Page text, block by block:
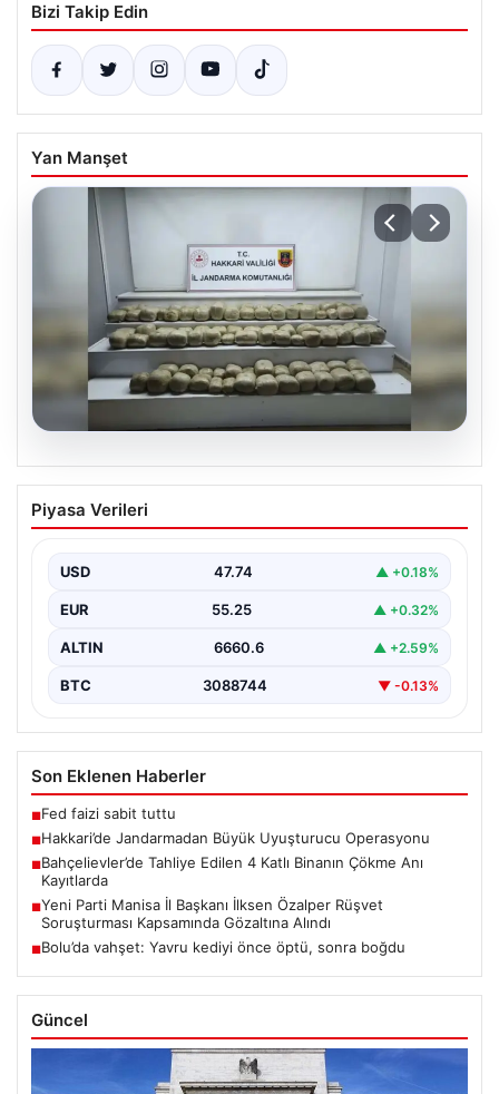
Bizi Takip Edin
Yan Manşet
07.08.2026
Hakkari’de Jandarmadan Büyük
Uyuşturucu Operasyonu
gerçekleştirilen başarılı bir operasyonda, yüklü miktarda
esrar ele geçirildi.…
Piyasa Verileri
USD 47.74 ▲ +0.18%
EUR 55.25 ▲ +0.32%
ALTIN 6660.6 ▲ +2.59%
BTC 3088744 ▼ -0.13%
Son Eklenen Haberler
■Fed faizi sabit tuttu
■Hakkari’de Jandarmadan Büyük Uyuşturucu Operasyonu
■Bahçelievler’de Tahliye Edilen 4 Katlı Binanın Çökme Anı
Kayıtlarda
■Yeni Parti Manisa İl Başkanı İlksen Özalper Rüşvet
Soruşturması Kapsamında Gözaltına Alındı
■Bolu’da vahşet: Yavru kediyi önce öptü, sonra boğdu
Güncel